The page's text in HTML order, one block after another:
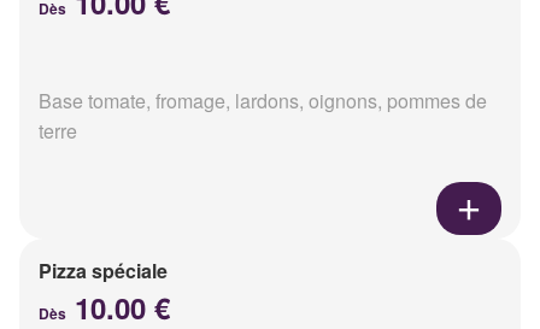
Dès
Base tomate, fromage, lardons, oignons, pommes de
terre
Pizza spéciale
Dès 10.00 €